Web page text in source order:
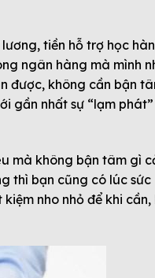
tiền hỗ trợ học
ngân hàng mà mình
được, không cần bận
gần nhất sự “lạm
mà không bận tâm gì
thì bạn cũng có lúc sức
nho nhỏ để khi cần,